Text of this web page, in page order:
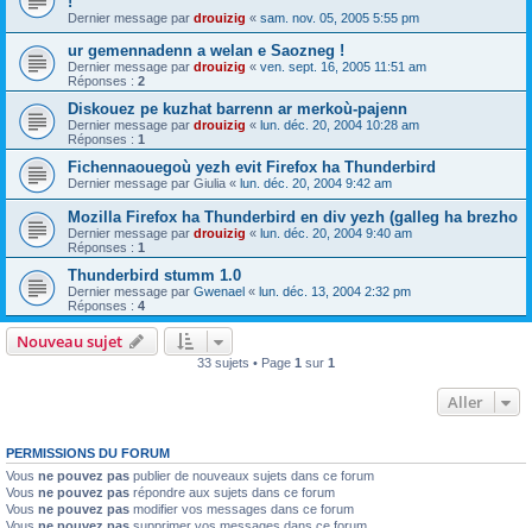
Dernier message par drouizig « sam. nov. 05, 2005 5:55 pm
ur gemennadenn a welan e Saozneg !
Dernier message par drouizig « ven. sept. 16, 2005 11:51 am
Réponses : 2
Diskouez pe kuzhat barrenn ar merkoù-pajenn
Dernier message par drouizig « lun. déc. 20, 2004 10:28 am
Réponses : 1
Fichennaouegoù yezh evit Firefox ha Thunderbird
Dernier message par Giulia « lun. déc. 20, 2004 9:42 am
Mozilla Firefox ha Thunderbird en div yezh (galleg ha brezho
Dernier message par drouizig « lun. déc. 20, 2004 9:40 am
Réponses : 1
Thunderbird stumm 1.0
Dernier message par Gwenael « lun. déc. 13, 2004 2:32 pm
Réponses : 4
Nouveau sujet
33 sujets • Page 1 sur 1
Aller
PERMISSIONS DU FORUM
Vous ne pouvez pas publier de nouveaux sujets dans ce forum
Vous ne pouvez pas répondre aux sujets dans ce forum
Vous ne pouvez pas modifier vos messages dans ce forum